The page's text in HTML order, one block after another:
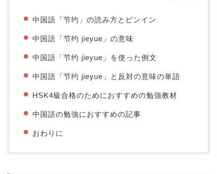
中国語「节约」の読み方とピンイン
中国語「节约 jieyue」の意味
中国語「节约 jieyue」を使った例文
中国語「节约 jieyue」と反対の意味の単語
HSK4級合格のためにおすすめの勉強教材
中国語の勉強におすすめの記事
おわりに